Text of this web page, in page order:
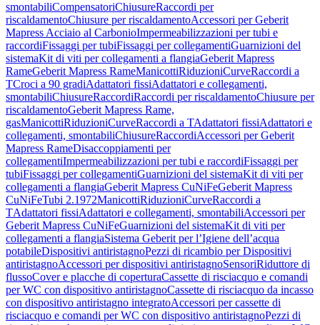
smontabiliCompensatoriChiusureRaccordi per
riscaldamentoChiusure per riscaldamentoAccessori per Geberit
Mapress Acciaio al CarbonioImpermeabilizzazioni per tubi e
raccordiFissaggi per tubiFissaggi per collegamentiGuarnizioni del
sistemaKit di viti per collegamenti a flangiaGeberit Mapress
RameGeberit Mapress RameManicottiRiduzioniCurveRaccordi a
TCroci a 90 gradiAdattatori fissiAdattatori e collegamenti,
smontabiliChiusureRaccordiRaccordi per riscaldamentoChiusure per
riscaldamentoGeberit Mapress Rame,
gasManicottiRiduzioniCurveRaccordi a TAdattatori fissiAdattatori e
collegamenti, smontabiliChiusureRaccordiAccessori per Geberit
Mapress RameDisaccoppiamenti per
collegamentiImpermeabilizzazioni per tubi e raccordiFissaggi per
tubiFissaggi per collegamentiGuarnizioni del sistemaKit di viti per
collegamenti a flangiaGeberit Mapress CuNiFeGeberit Mapress
CuNiFeTubi 2.1972ManicottiRiduzioniCurveRaccordi a
TAdattatori fissiAdattatori e collegamenti, smontabiliAccessori per
Geberit Mapress CuNiFeGuarnizioni del sistemaKit di viti per
collegamenti a flangiaSistema Geberit per l’Igiene dell’acqua
potabileDispositivi antiristagnoPezzi di ricambio per Dispositivi
antiristagnoAccessori per dispositivi antiristagnoSensoriRiduttore di
flussoCover e placche di coperturaCassette di risciacquo e comandi
per WC con dispositivo antiristagnoCassette di risciacquo da incasso
con dispositivo antiristagno integratoAccessori per cassette di
risciacquo e comandi per WC con dispositivo antiristagnoPezzi di